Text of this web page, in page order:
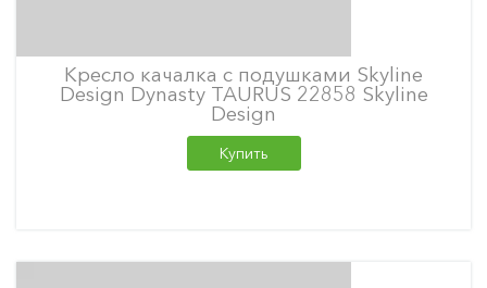
Кресло качалка с подушками Skyline
Design Dynasty TAURUS 22858 Skyline
Design
Купить